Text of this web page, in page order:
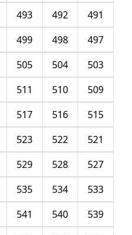
491
492
493
497
498
499
503
504
505
509
510
511
515
516
517
521
522
523
527
528
529
533
534
535
539
540
541